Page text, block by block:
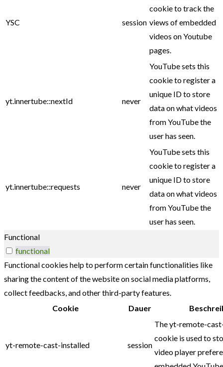
YSC session
cookie to track the
views of embedded
videos on Youtube
pages.
yt.innertube::nextId never
YouTube sets this
cookie to register a
unique ID to store
data on what videos
from YouTube the
user has seen.
yt.innertube::requests never
YouTube sets this
cookie to register a
unique ID to store
data on what videos
from YouTube the
user has seen.
Functional
functional
Functional cookies help to perform certain functionalities like
sharing the content of the website on social media platforms,
collect feedbacks, and other third-party features.
Cookie
Dauer
yt-remote-cast-installed session
The yt-remote-
cookie is used to
video player